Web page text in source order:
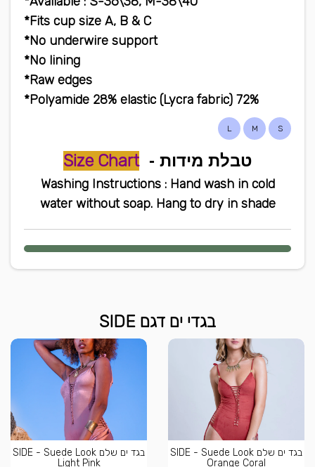
Fits cup size A, B & C*
No underwire support*
S
M
L
טבלת מידות -Size Chart
Washing Instructions : Hand wash in cold
water without soap. Hang to dry in shade
בגדי ים דגם SIDE
בגד ים שלם SIDE - Suede Look
Orange Coral
בגד ים שלם SIDE - Suede Look
Light Pink